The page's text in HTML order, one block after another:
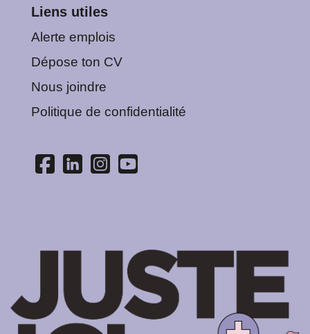
Liens utiles
Alerte emplois
Dépose ton CV
Nous joindre
Politique de confidentialité